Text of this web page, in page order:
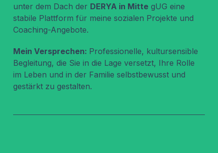
unter dem Dach der DERYA in MittegUG eine
stabile Plattform für meine sozialen Projekte und
Coaching-Angebote.
Mein Versprechen: Professionelle, kultursensible
Begleitung, die Sie in die Lage versetzt, Ihre Rolle
im Leben und in der Familie selbstbewusst und
gestärkt zu gestalten.